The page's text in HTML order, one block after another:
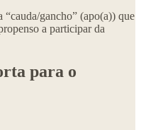
gancho” (apo(a)) que
a participar da
para o